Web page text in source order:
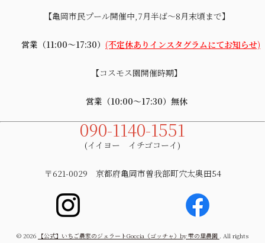
【亀岡市民プール開催中,7月半ば～8月末頃まで】
営業（11:00～17:30） (不定休ありインスタグラムにてお知らせ)
【コスモス園開催時期】
営業（10:00～17:30）無休
090-1140-1551
(イイヨー イチゴコーイ)
〒621-0029 京都府亀岡市曽我部町穴太奥田54
© 2026 【公式】いちご農家のジェラートGoccia（ゴッチャ）by 雫の里農園 . All rights